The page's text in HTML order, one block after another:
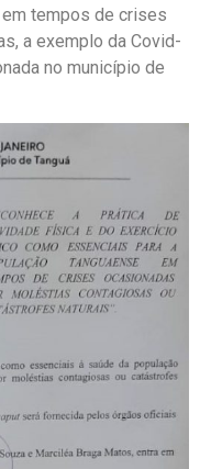
tempos de crises
a exemplo da Covid-
no município de